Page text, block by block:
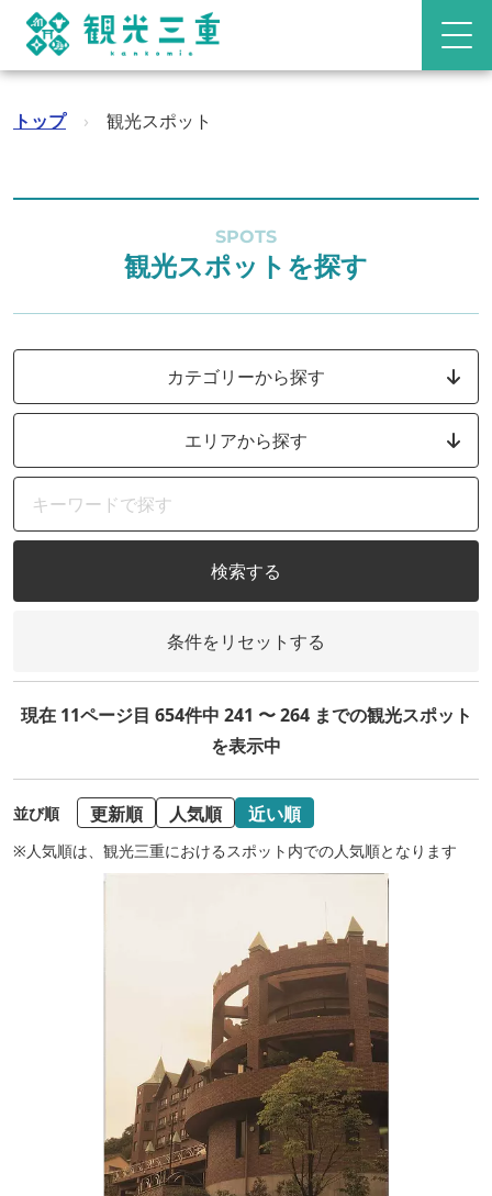
トップ › 観光スポット
SPOTS
観光スポットを探す
カテゴリーから探す
エリアから探す
検索する
条件をリセットする
現在 11ページ目 654件中 241 〜 264 までの観光スポット
を表示中
並び順 更新順 人気順 近い順
※人気順は、観光三重におけるスポット内での人気順となります